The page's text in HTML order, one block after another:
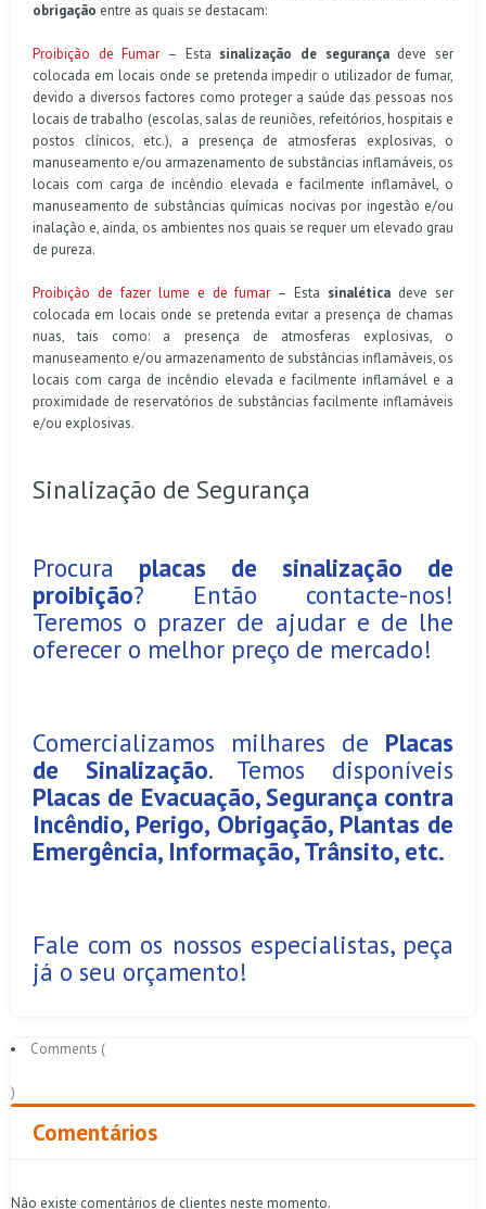
obrigação entre as quais se destacam:
Proibição de Fumar – Esta sinalização de segurançadeve ser
colocada em locais onde se pretenda impedir o utilizador de fumar,
devido a diversos factores como proteger a saúde das pessoas nos
locais de trabalho (escolas, salas de reuniões, refeitórios, hospitais e
postos clínicos, etc.), a presença de atmosferas explosivas, o
manuseamento e/ou armazenamento de substâncias inflamáveis, os
locais com carga de incêndio elevada e facilmente inflamável, o
manuseamento de substâncias químicas nocivas por ingestão e/ou
inalação e, ainda, os ambientes nos quais se requer um elevado grau
de pureza.
Proibição de fazer lume e de fumar – Esta sinalética deve ser
colocada em locais onde se pretenda evitar a presença de chamas
nuas, tais como: a presença de atmosferas explosivas, o
manuseamento e/ou armazenamento de substâncias inflamáveis, os
locais com carga de incêndio elevada e facilmente inflamável e a
proximidade de reservatórios de substâncias facilmente inflamáveis
e/ou explosivas.
Sinalização de Segurança
Procura placas de sinalização de
proibição? Então contacte-nos!
Teremos o prazer de ajudar e de lhe
oferecer o melhor preço de mercado!
Comercializamos milhares de Placas
de Sinalização. Temos disponíveis
Placas de Evacuação, Segurança contra
Incêndio, Perigo, Obrigação, Plantas de
Emergência, Informação, Trânsito, etc.
Fale com os nossos especialistas, peça
já o seu orçamento!
Comments (
)
Comentários
Não existe comentários de clientes neste momento.